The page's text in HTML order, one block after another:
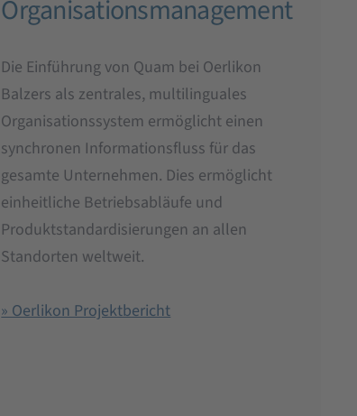
Organisationsmanagement
Die Einführung von Quam bei Oerlikon
Balzers als zentrales, multilinguales
Organisationssystem ermöglicht einen
synchronen Informationsfluss für das
gesamte Unternehmen. Dies ermöglicht
einheitliche Betriebsabläufe und
Produktstandardisierungen an allen
Standorten weltweit.
» Oerlikon Projektbericht